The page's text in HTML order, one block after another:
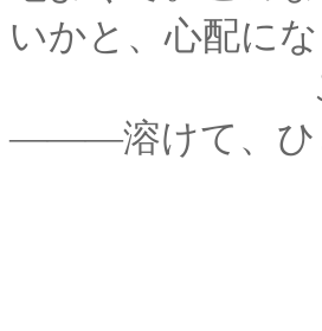
いかと、心配にな
これ以上繋
―――溶けて、ひ